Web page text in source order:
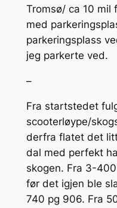
Tromsø/ ca 10 mil
med
parkeringsplass
jeg parkerte ved.
–
Fra startstedet
scooterløype/
derfra flatet det
dal med perfekt
skogen. Fra 3-
før det igjen ble
740 pg 906. Fra